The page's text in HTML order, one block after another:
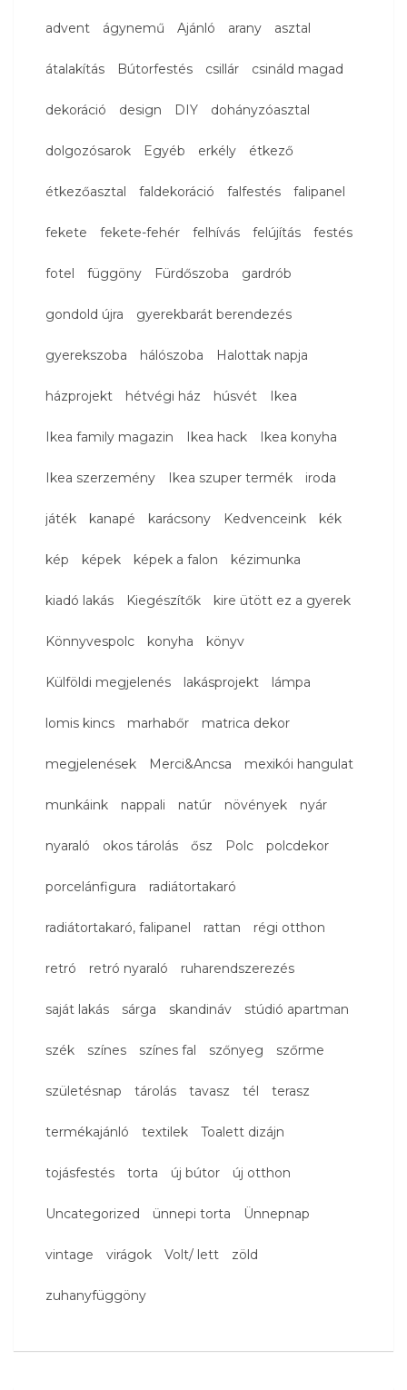
advent ágynemű Ajánló arany asztal
átalakítás Bútorfestés csillár csináld magad
dekoráció design DIY dohányzóasztal
dolgozósarok Egyéb erkély étkező
étkezőasztal faldekoráció falfestés falipanel
fekete fekete-fehér felhívás felújítás festés
fotel függöny Fürdőszoba gardrób
gondold újra gyerekbarát berendezés
gyerekszoba hálószoba Halottak napja
házprojekt hétvégi ház húsvét Ikea
Ikea family magazin Ikea hack Ikea konyha
Ikea szerzemény Ikea szuper termék iroda
játék kanapé karácsony Kedvenceink kék
kép képek képek a falon kézimunka
kiadó lakás Kiegészítők kire ütött ez a gyerek
Könnyvespolc konyha könyv
Külföldi megjelenés lakásprojekt lámpa
lomis kincs marhabőr matrica dekor
megjelenések Merci&Ancsa mexikói hangulat
munkáink nappali natúr növények nyár
nyaraló okos tárolás ősz Polc polcdekor
porcelánfigura radiátortakaró
radiátortakaró, falipanel rattan régi otthon
retró retró nyaraló ruharendszerezés
saját lakás sárga skandináv stúdió apartman
szék színes színes fal szőnyeg szőrme
születésnap tárolás tavasz tél terasz
termékajánló textilek Toalett dizájn
tojásfestés torta új bútor új otthon
Uncategorized ünnepi torta Ünnepnap
vintage virágok Volt/ lett zöld
zuhanyfüggöny